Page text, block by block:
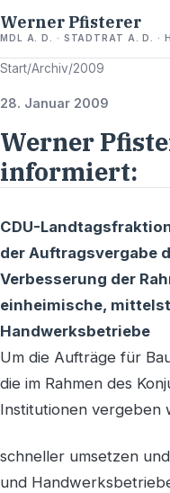
Werner Pfisterer
MDL A. D. · STADTRAT A. D. ·
Start/Archiv/2009
28. Januar 2009
Werner
informiert:
CDU-
der Auftragsvergabe
Verbesserung der
einheimische,
Handwerksbetriebe
Um die Aufträge für
die im Rahmen des
Institutionen vergeben
schneller umsetzen
und